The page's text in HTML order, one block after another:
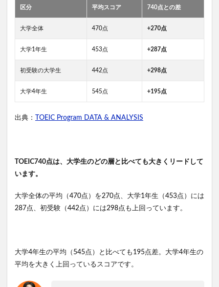
区分 平均スコア 740点との差
大学全体 470点 +270点
大学1年生 453点 +287点
初受験の大学生 442点 +298点
大学4年生 545点 +195点
出典： TOEIC Program DATA & ANALYSIS
TOEIC740点は、大学生のどの層と比べても大きくリードして
います。
大学全体の平均（470点）を270点、大学1年生（453点）には
287点、初受験（442点）には298点も上回っています。
大学4年生の平均（545点）と比べても195点差。大学4年生の
平均を大きく上回っているスコアです。